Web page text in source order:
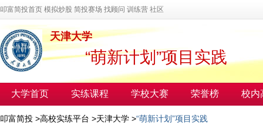
叩富简投首页 模拟炒股 简投赛场 找顾问 训练营 社区
天津大学
“萌新计划”项目实践
大学首页 实练课程 学校大赛 荣誉榜 校内
叩富简投 >高校实练平台 >天津大学 >“萌新计划”项目实践